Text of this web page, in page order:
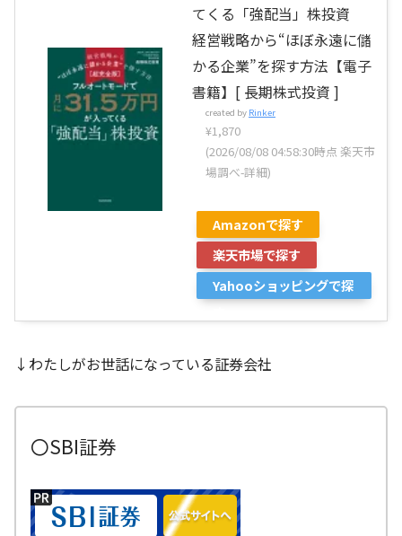
てくる「強配当」株投資
経営戦略から“ほぼ永遠に儲
かる企業”を探す方法【電子
書籍】[ 長期株式投資 ]
created by Rinker
¥1,870
(2026/08/08 04:58:30時点 楽天市
場調べ-詳細)
Amazonで探す
楽天市場で探す
Yahooショッピングで探
↓わたしがお世話になっている証券会社
〇SBI証券